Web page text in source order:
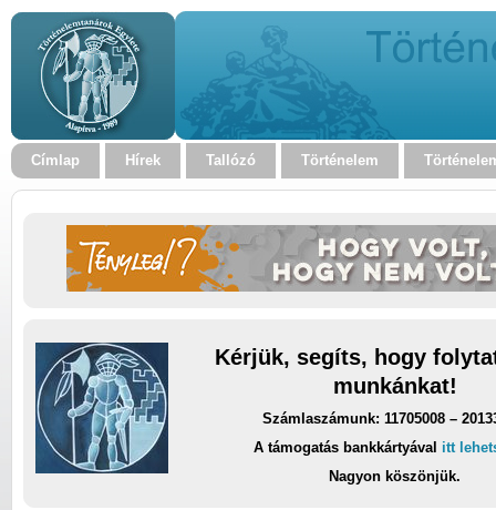
Címlap Hírek Tallózó Történelem
Kérjük, segíts, hogy
munkánkat!
Számlaszámunk: 11705008 –
A támogatás bankkártyával itt
Nagyon köszönjük.